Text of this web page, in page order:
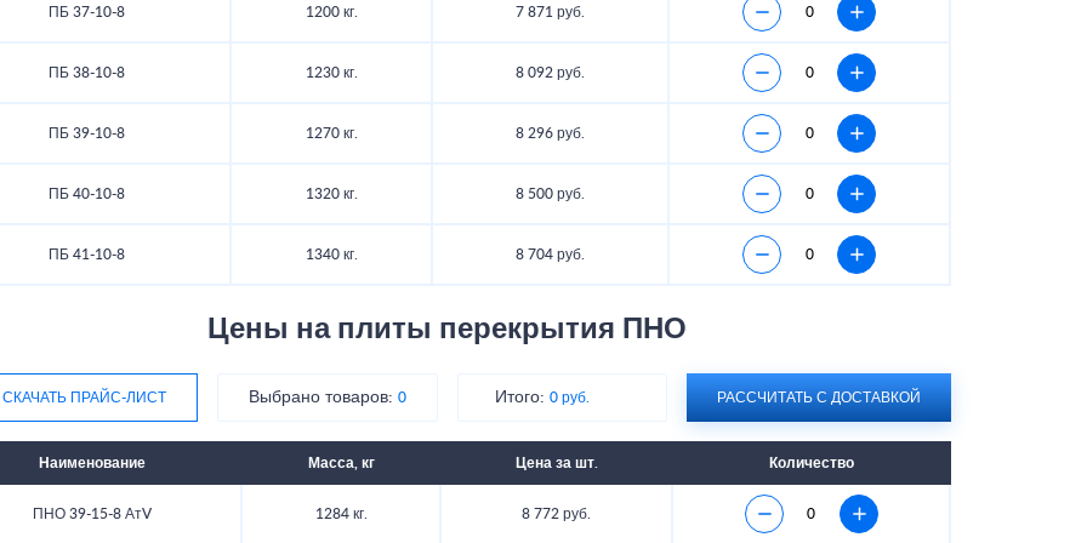
ПБ 37-10-8 1200 кг. 7 871 руб.
ПБ 38-10-8 1230 кг. 8 092 руб.
ПБ 39-10-8 1270 кг. 8 296 руб.
ПБ 40-10-8 1320 кг. 8 500 руб.
ПБ 41-10-8 1340 кг. 8 704 руб.
Цены на плиты перекрытия ПНО
СКАЧАТЬ ПРАЙС-ЛИСТ Выбрано товаров: 0 Итого:0 руб. РАССЧИТАТЬ С ДОСТАВКОЙ
Наименование Масса, кг Цена за шт. Количество
ПНО 39-15-8 АтV 1284 кг. 8 772 руб.